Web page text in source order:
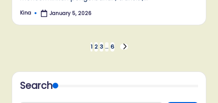
Posted
Kina January 5, 2026
pagination
1 2 3 … 6
NEXT
Search